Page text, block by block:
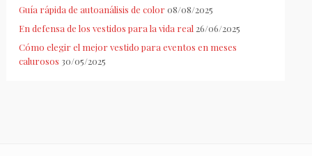
Guía rápida de autoanálisis de color 08/08/2025
En defensa de los vestidos para la vida real 26/06/2025
Cómo elegir el mejor vestido para eventos en meses
calurosos 30/05/2025